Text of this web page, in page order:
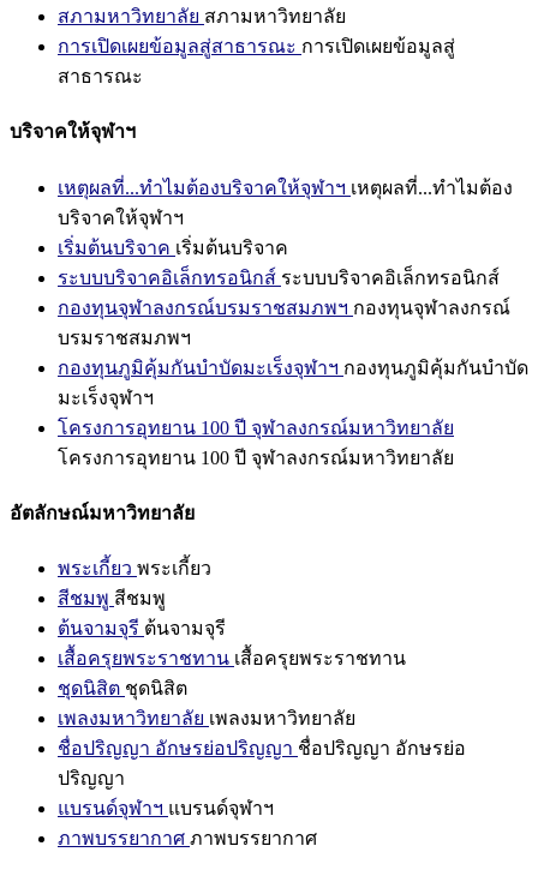
สภามหาวิทยาลัย สภามหาวิทยาลัย
การเปิดเผยข้อมูลสู่สาธารณะ การเปิดเผยข้อมูลสู่
สาธารณะ
บริจาคให้จุฬาฯ
เหตุผลที่...ทำไมต้องบริจาคให้จุฬาฯ เหตุผลที่...ทำไมต้อง
บริจาคให้จุฬาฯ
เริ่มต้นบริจาค เริ่มต้นบริจาค
ระบบบริจาคอิเล็กทรอนิกส์ ระบบบริจาคอิเล็กทรอนิกส์
กองทุนจุฬาลงกรณ์บรมราชสมภพฯ กองทุนจุฬาลงกรณ์
บรมราชสมภพฯ
กองทุนภูมิคุ้มกันบำบัดมะเร็งจุฬาฯ กองทุนภูมิคุ้มกันบำบัด
มะเร็งจุฬาฯ
โครงการอุทยาน 100 ปี จุฬาลงกรณ์มหาวิทยาลัย
โครงการอุทยาน 100 ปี จุฬาลงกรณ์มหาวิทยาลัย
อัตลักษณ์มหาวิทยาลัย
พระเกี้ยว พระเกี้ยว
สีชมพู สีชมพู
ต้นจามจุรี ต้นจามจุรี
เสื้อครุยพระราชทาน เสื้อครุยพระราชทาน
ชุดนิสิต ชุดนิสิต
เพลงมหาวิทยาลัย เพลงมหาวิทยาลัย
ชื่อปริญญา อักษรย่อปริญญา ชื่อปริญญา อักษรย่อ
ปริญญา
แบรนด์จุฬาฯ แบรนด์จุฬาฯ
ภาพบรรยากาศ ภาพบรรยากาศ